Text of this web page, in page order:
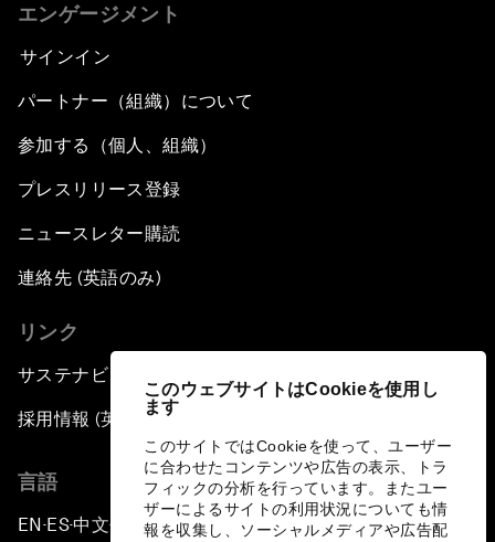
このウェブサイトはCookieを使用し
ます
このサイトではCookieを使って、ユーザー
に合わせたコンテンツや広告の表示、トラ
フィックの分析を行っています。またユー
ザーによるサイトの利用状況についても情
報を収集し、ソーシャルメディアや広告配
エンゲージメント
サインイン
パートナー（組織）について
参加する（個人、組織）
プレスリリース登録
ニュースレター購読
連絡先 (英語のみ)
リンク
サステナビリティへの取り組み
採用情報 (英語のみ)
言語
EN ▪ES▪中文▪ 日本語